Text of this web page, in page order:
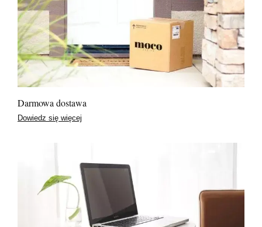
Darmowa dostawa
Dowiedz się więcej